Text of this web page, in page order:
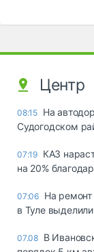
Центр
08:15 На
Судогодском
07:19 КАЗ
на 20%
07:06 На ремонт
в Туле
07.08 В